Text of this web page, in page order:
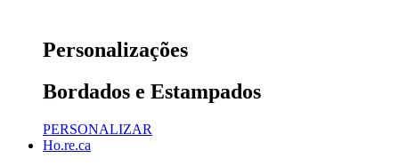
Personalizações
Bordados e Estampados
PERSONALIZAR
Ho.re.ca